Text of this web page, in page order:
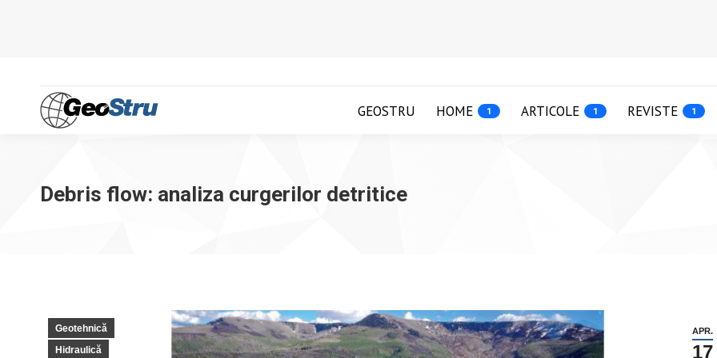
GEOSTRU HOME 1 ARTICOLE 1 REVISTE 1
Debris flow: analiza curgerilor detritice
APR.
17
Geotehnică
Hidraulică